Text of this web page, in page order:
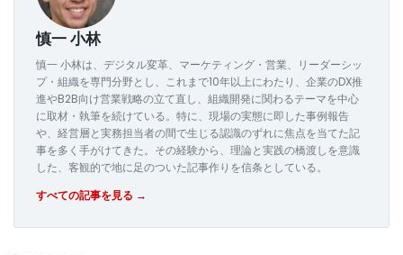
慎一 小林
慎一 小林は、デジタル変革、マーケティング・営業、リーダーシッ
プ・組織を専門分野とし、これまで10年以上にわたり、企業のDX推
進やB2B向け営業戦略の立て直し、組織開発に関わるテーマを中心
に取材・執筆を続けている。特に、現場の実態に即した事例報告
や、経営層と実務担当者の間で生じる認識のずれに焦点を当てた記
事を多く手がけてきた。その経験から、理論と実践の橋渡しを意識
した、客観的で地に足のついた記事作りを信条としている。
すべての記事を見る →